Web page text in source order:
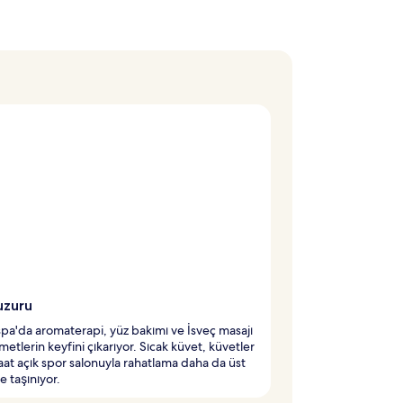
aromaterapi, yüz bakımı ve İsveç masajı
keyfini çıkarıyor. Sıcak küvet, küvetler
açık spor salonuyla rahatlama daha da üst
taşınıyor.